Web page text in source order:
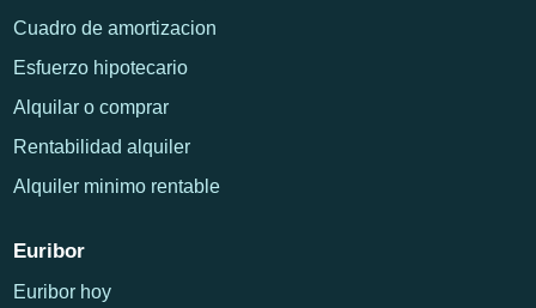
Cuadro de amortizacion
Esfuerzo hipotecario
Alquilar o comprar
Rentabilidad alquiler
Alquiler minimo rentable
Euribor
Euribor hoy